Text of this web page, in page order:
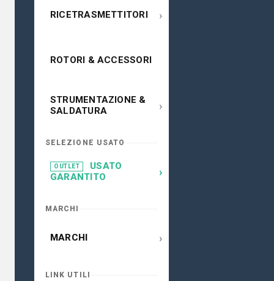
RICETRASMETTITORI ›
ROTORI & ACCESSORI
STRUMENTAZIONE &
SALDATURA
›
SELEZIONE USATO
OUTLET
USATO
GARANTITO
›
MARCHI
MARCHI ›
LINK UTILI